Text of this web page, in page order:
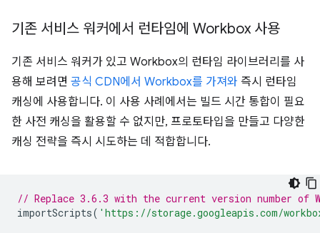
기존 서비스 워커에서 런타임에 Workbox 사용
기존 서비스 워커가 있고 Workbox의 런타임 라이브러리를 사
용해 보려면 공식 CDN에서 Workbox를 가져와 즉시 런타임
캐싱에 사용합니다. 이 사용 사례에서는 빌드 시간 통합이 필요
한 사전 캐싱을 활용할 수 없지만, 프로토타입을 만들고 다양한
캐싱 전략을 즉시 시도하는 데 적합합니다.
// Replace 3.6.3 with the current version number of
importScripts( 'https://storage.googleapis.com/